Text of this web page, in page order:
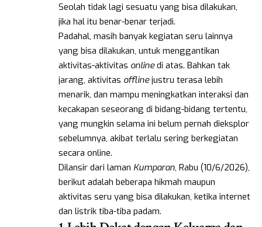
Seolah tidak lagi sesuatu yang bisa dilakukan,
jika hal itu benar-benar terjadi.
Padahal, masih banyak kegiatan seru lainnya
yang bisa dilakukan, untuk menggantikan
aktivitas-aktivitas onlinedi atas. Bahkan tak
jarang, aktivitas offlinejustru terasa lebih
menarik, dan mampu meningkatkan interaksi dan
kecakapan seseorang di bidang-bidang tertentu,
yang mungkin selama ini belum pernah dieksplor
sebelumnya, akibat terlalu sering berkegiatan
secara online.
Dilansir dari laman Kumparan, Rabu (10/6/2026),
berikut adalah beberapa hikmah maupun
aktivitas seru yang bisa dilakukan, ketika internet
dan listrik tiba-tiba padam.